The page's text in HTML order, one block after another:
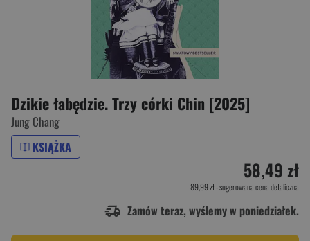
Dzikie łabędzie. Trzy córki Chin [2025]
Jung Chang
KSIĄŻKA
58,49 zł
89,99 zł- sugerowana cena detaliczna
Zamów teraz, wyślemy w poniedziałek.